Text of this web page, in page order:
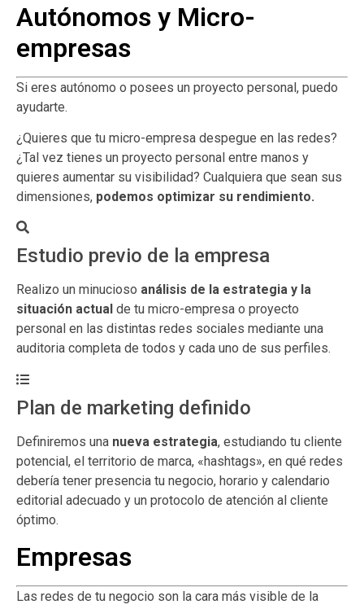
Autónomos y Micro-
empresas
Si eres autónomo o posees un proyecto personal, puedo
ayudarte.
¿Quieres que tu micro-empresa despegue en las redes?
¿Tal vez tienes un proyecto personal entre manos y
quieres aumentar su visibilidad? Cualquiera que sean sus
dimensiones, podemos optimizar su rendimiento.
Estudio previo de la empresa
Realizo un minucioso análisis de la estrategia y la
situación actual de tu micro-empresa o proyecto
personal en las distintas redes sociales mediante una
auditoria completa de todos y cada uno de sus perfiles.
Plan de marketing definido
Definiremos una nueva estrategia, estudiando tu cliente
potencial, el territorio de marca, «hashtags», en qué redes
debería tener presencia tu negocio, horario y calendario
editorial adecuado y un protocolo de atención al cliente
óptimo.
Empresas
Las redes de tu negocio son la cara más visible de la